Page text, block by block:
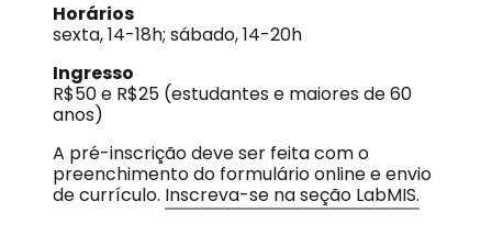
Horários
sexta, 14-18h; sábado, 14-20h
Ingresso
R$50 e R$25 (estudantes e maiores de 60
anos)
A pré-inscrição deve ser feita com o
preenchimento do formulário online e envio
de currículo. Inscreva-se na seção LabMIS.